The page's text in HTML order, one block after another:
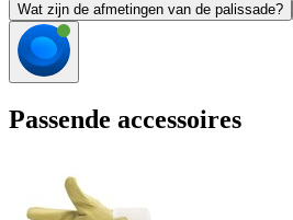
Wat zijn de afmetingen van de palissade?
Passende accessoires